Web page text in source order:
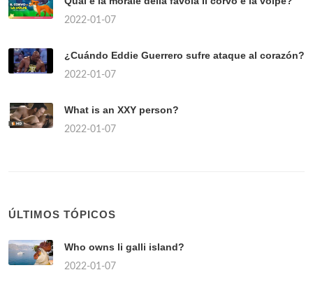
2022-01-07
¿Cuándo Eddie Guerrero sufre ataque al corazón?
2022-01-07
What is an XXY person?
2022-01-07
ÚLTIMOS TÓPICOS
Who owns li galli island?
2022-01-07